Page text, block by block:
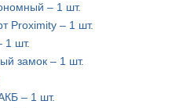
– 1 шт.
Proximity – 1 шт.
1 шт.
замок – 1 шт.
– 1 шт.